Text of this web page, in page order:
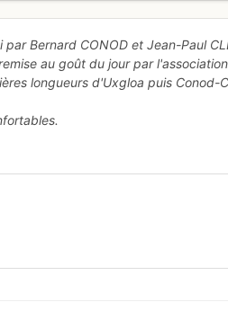
Bernard CONOD et Jean-Paul
au goût du jour par l'association
longueurs d'Uxgloa puis Conod-